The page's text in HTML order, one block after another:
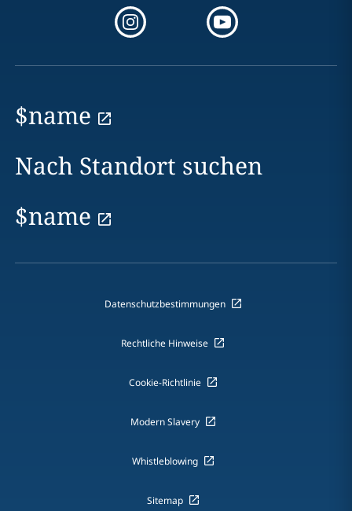
$name
Nach Standort suchen
$name
Datenschutzbestimmungen
Rechtliche Hinweise
Cookie-Richtlinie
Modern Slavery
Whistleblowing
Sitemap